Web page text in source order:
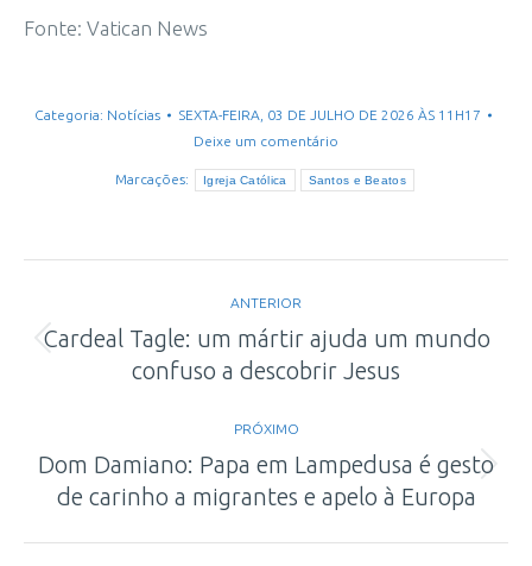
Fonte: Vatican News
Categoria: Notícias
SEXTA-FEIRA, 03 DE JULHO DE 2026 ÀS 11H17
Deixe um comentário
Marcações: Igreja Católica Santos e Beatos
de
ANTERIOR
Post
anterior:
Cardeal Tagle: um mártir ajuda um mundo
confuso a descobrir Jesus
PRÓXIMO
Próximo
post:
Dom Damiano: Papa em Lampedusa é gesto
de carinho a migrantes e apelo à Europa